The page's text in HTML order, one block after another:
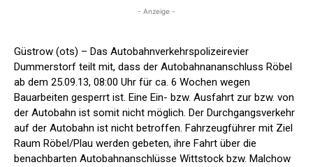
- Anzeige -
Güstrow (ots) – Das Autobahnverkehrspolizeirevier
Dummerstorf teilt mit, dass der Autobahnananschluss Röbel
ab dem 25.09.13, 08:00 Uhr für ca. 6 Wochen wegen
Bauarbeiten gesperrt ist. Eine Ein- bzw. Ausfahrt zur bzw. von
der Autobahn ist somit nicht möglich. Der Durchgangsverkehr
auf der Autobahn ist nicht betroffen. Fahrzeugführer mit Ziel
Raum Röbel/Plau werden gebeten, ihre Fahrt über die
benachbarten Autobahnanschlüsse Wittstock bzw. Malchow